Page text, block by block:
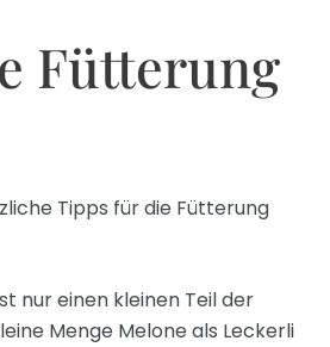
Fütterung
Tipps für die Fütterung
nur einen kleinen Teil der
Menge Melone als Leckerli